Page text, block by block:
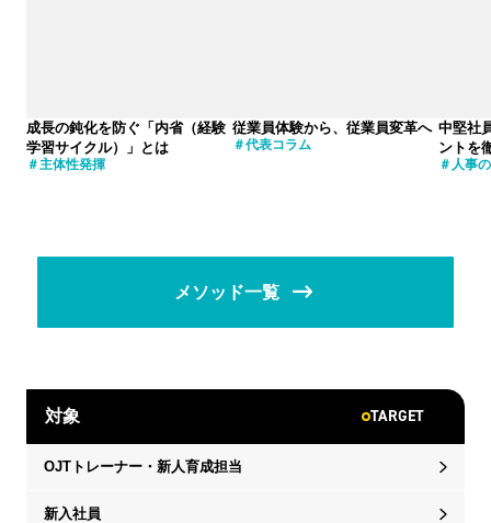
成長の鈍化を防ぐ「内省（経験
学習サイクル）」とは
主体性発揮
従業員体験から、従業員変革へ
代表コラム
中堅社
ントを
人事
メソッド一覧
対象 TARGET
OJTトレーナー・新人育成担当
新入社員